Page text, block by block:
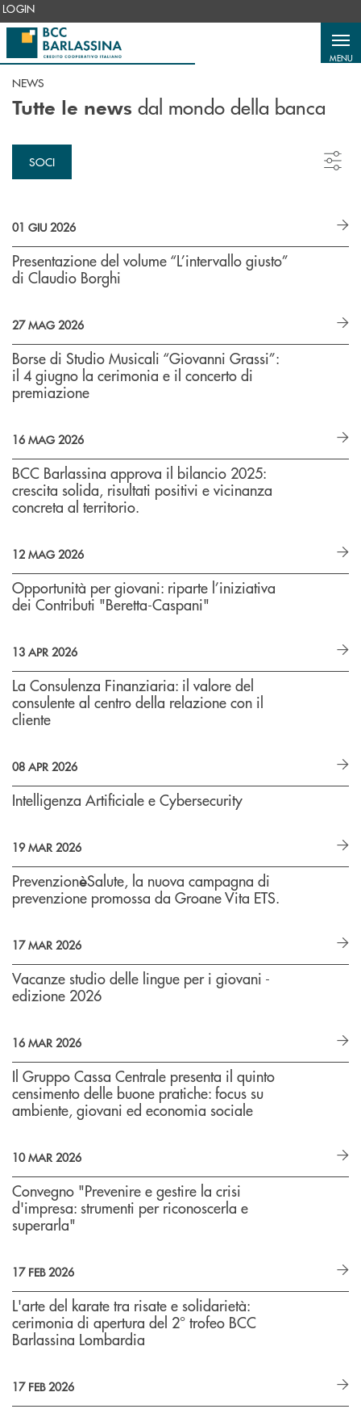
Salta al contenuto principale
LOGIN
MENU
NEWS
Tutte le news dal mondo della banca
SOCI
01 GIU 2026
Presentazione del volume “L’intervallo giusto”
di Claudio Borghi
27 MAG 2026
Borse di Studio Musicali “Giovanni Grassi”:
il 4 giugno la cerimonia e il concerto di
premiazione
16 MAG 2026
BCC Barlassina approva il bilancio 2025:
crescita solida, risultati positivi e vicinanza
concreta al territorio.
12 MAG 2026
Opportunità per giovani: riparte l’iniziativa
dei Contributi "Beretta-Caspani"
13 APR 2026
La Consulenza Finanziaria: il valore del
consulente al centro della relazione con il
cliente
08 APR 2026
Intelligenza Artificiale e Cybersecurity
19 MAR 2026
PrevenzionèSalute, la nuova campagna di
prevenzione promossa da Groane Vita ETS.
17 MAR 2026
Vacanze studio delle lingue per i giovani -
edizione 2026
16 MAR 2026
Il Gruppo Cassa Centrale presenta il quinto
censimento delle buone pratiche: focus su
ambiente, giovani ed economia sociale
10 MAR 2026
Convegno "Prevenire e gestire la crisi
d'impresa: strumenti per riconoscerla e
superarla"
17 FEB 2026
L'arte del karate tra risate e solidarietà:
cerimonia di apertura del 2° trofeo BCC
Barlassina Lombardia
17 FEB 2026